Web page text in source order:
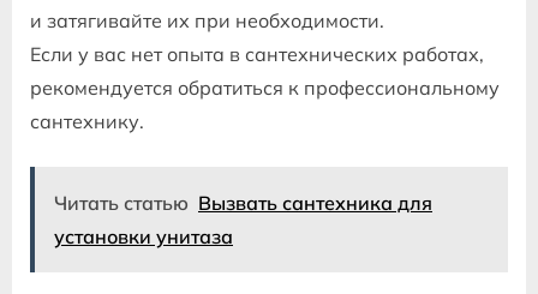
и затягивайте их при необходимости.
Если у вас нет опыта в сантехнических работах,
рекомендуется обратиться к профессиональному
сантехнику.
Читать статью Вызвать сантехника для
установки унитаза